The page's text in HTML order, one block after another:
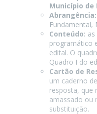
Município de
Abrangência:
Fundamental,
Conteúdo:
programático
edital. O
Quadro I do
Cartão de
um caderno
resposta, que
amassado ou
substituição.